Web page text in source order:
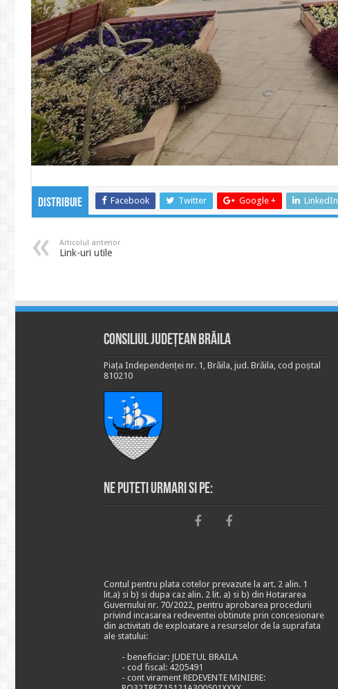
Distribuie Facebook Twitter Google + LinkedIn
Articolul anterior
Link-uri utile
Consiliul Județean Brăila
Piața Independenței nr. 1, Brăila, jud. Brăila, cod poștal
810210
Ne puteti urmari si pe:
Contul pentru plata cotelor prevazute la art. 2 alin. 1
lit.a) si b) si dupa caz alin. 2 lit. a) si b) din Hotararea
Guvernului nr. 70/2022, pentru aprobarea procedurii
privind incasarea redeventei obtinute prin concesionare
din activitati de exploatare a resurselor de la suprafata
ale statului:
- beneficiar: JUDETUL BRAILA
- cod fiscal: 4205491
- cont virament REDEVENTE MINIERE: